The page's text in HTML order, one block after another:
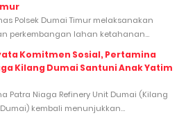
Polsek Dumai Timur melaksanakan
perkembangan lahan ketahanan...
Komitmen Sosial, Pertamina
Kilang Dumai Santuni Anak Yatim
Patra Niaga Refinery Unit Dumai (Kilang
kembali menunjukkan...